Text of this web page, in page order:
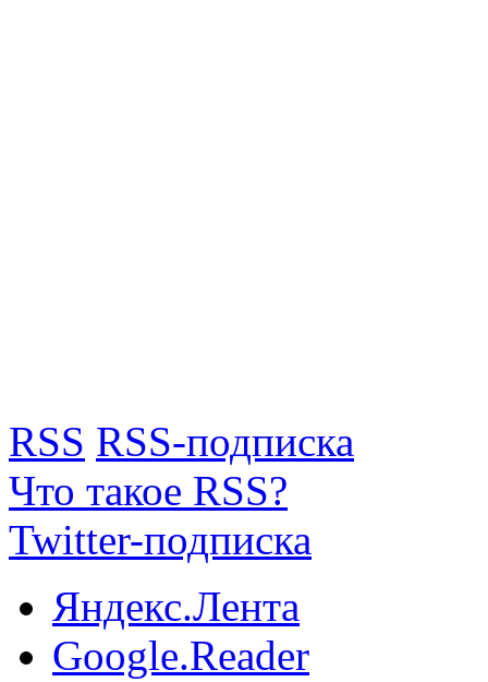
RSS RSS-подписка
Что такое RSS?
Twitter-подписка
Яндекс.Лента
Google.Reader